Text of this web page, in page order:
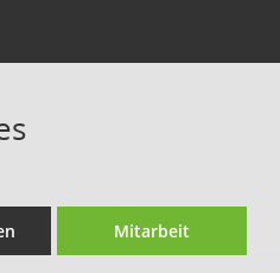
Mitarbeit